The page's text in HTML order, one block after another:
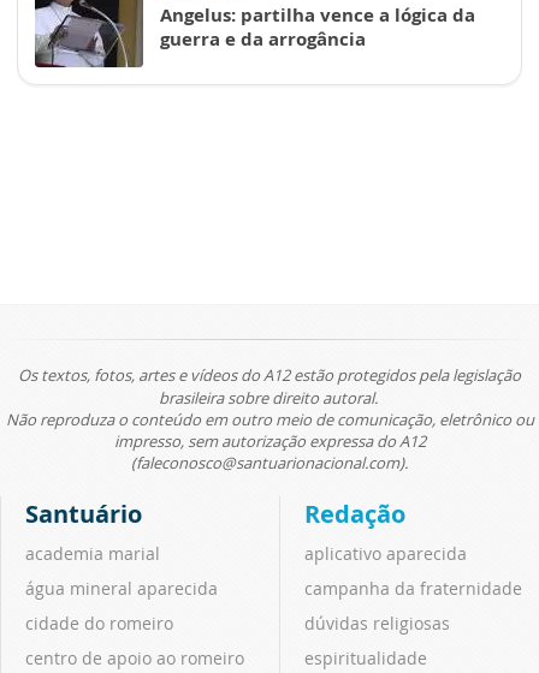
Angelus: partilha vence a lógica da
guerra e da arrogância
Os textos, fotos, artes e vídeos do A12 estão protegidos pela legislação
brasileira sobre direito autoral.
Não reproduza o conteúdo em outro meio de comunicação, eletrônico ou
impresso, sem autorização expressa do A12
(faleconosco@santuarionacional.com).
Santuário
academia marial
água mineral aparecida
cidade do romeiro
centro de apoio ao romeiro
Redação
aplicativo aparecida
campanha da fraternidade
dúvidas religiosas
espiritualidade